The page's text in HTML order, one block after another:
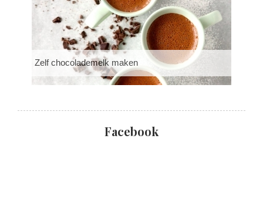
Zelf chocolademelk maken
Facebook